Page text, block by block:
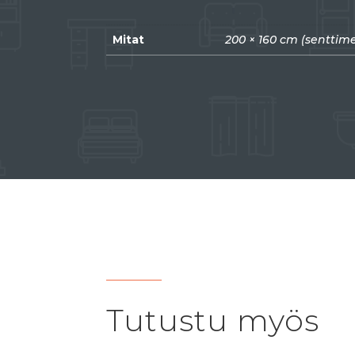
Mitat 200 × 160 cm
Tutustu myös